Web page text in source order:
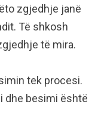
zgjedhje janë
Të shkosh
të mira.
tek procesi.
dhe besimi është